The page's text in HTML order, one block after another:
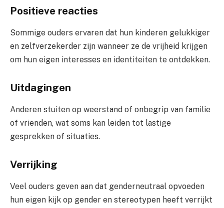
Positieve reacties
Sommige ouders ervaren dat hun kinderen gelukkiger
en zelfverzekerder zijn wanneer ze de vrijheid krijgen
om hun eigen interesses en identiteiten te ontdekken.
Uitdagingen
Anderen stuiten op weerstand of onbegrip van familie
of vrienden, wat soms kan leiden tot lastige
gesprekken of situaties.
Verrijking
Veel ouders geven aan dat genderneutraal opvoeden
hun eigen kijk op gender en stereotypen heeft verrijkt